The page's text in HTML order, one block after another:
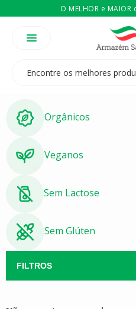
O MELHOR e
Temos 3 lojas físicas na
É revendedor? Então
Orgânicos
Veganos
Sem Lactose
Sem Glúten